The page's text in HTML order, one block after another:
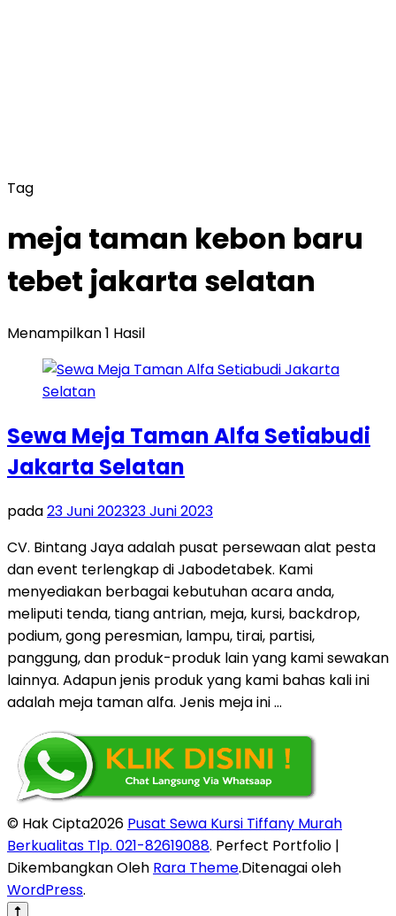
Tag
meja taman kebon baru
tebet jakarta selatan
Menampilkan 1 Hasil
Sewa Meja Taman Alfa Setiabudi
Jakarta Selatan
pada23 Juni 202323 Juni 2023
CV. Bintang Jaya adalah pusat persewaan alat pesta
dan event terlengkap di Jabodetabek. Kami
menyediakan berbagai kebutuhan acara anda,
meliputi tenda, tiang antrian, meja, kursi, backdrop,
podium, gong peresmian, lampu, tirai, partisi,
panggung, dan produk-produk lain yang kami sewakan
lainnya. Adapun jenis produk yang kami bahas kali ini
adalah meja taman alfa. Jenis meja ini …
© Hak Cipta2026 Pusat Sewa Kursi Tiffany Murah
Berkualitas Tlp. 021-82619088. Perfect Portfolio |
Dikembangkan Oleh Rara Theme.Ditenagai oleh
WordPress.